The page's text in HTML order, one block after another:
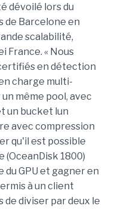
dévoilé lors du
de Barcelone en
scalabilité,
France. « Nous
en détection
charge multi-
même pool, avec
un bucket lun
avec compression
qu'il est possible
(OceanDisk 1800)
GPU et gagner en
à un client
de diviser par deux le